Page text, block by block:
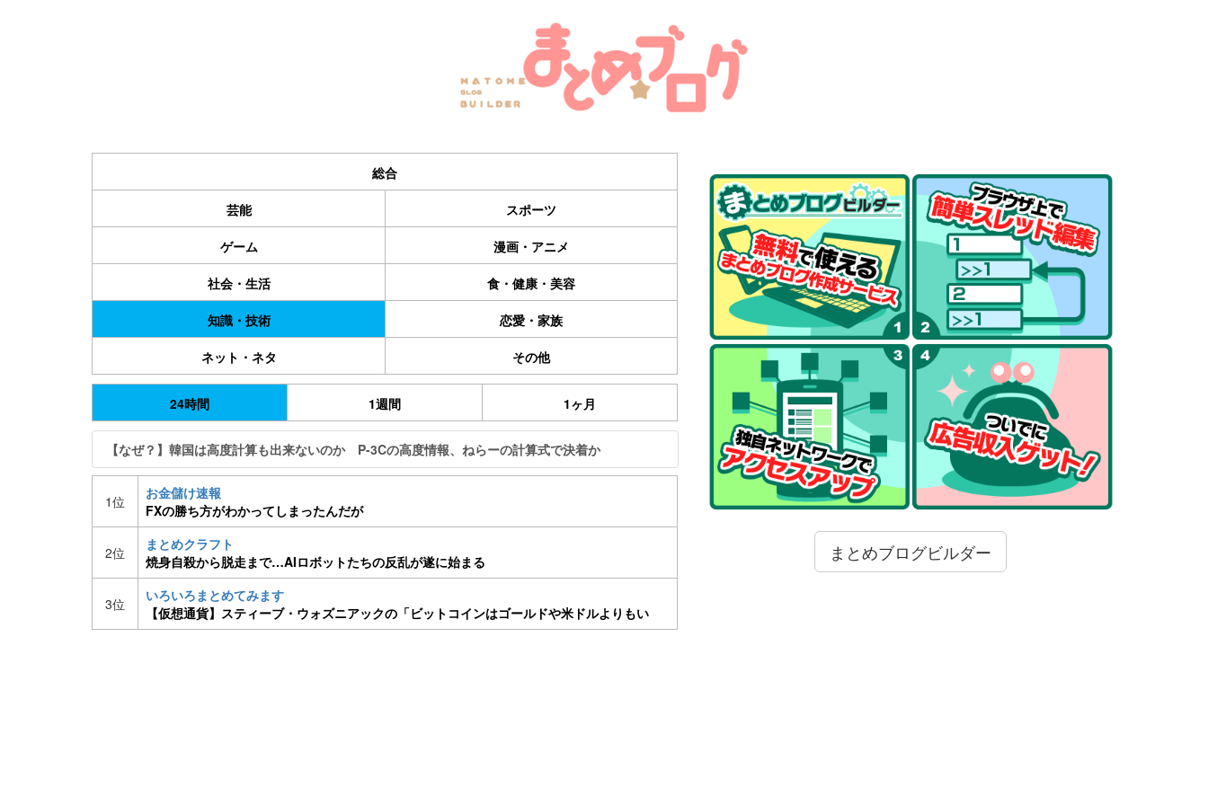
総合
芸能 スポーツ
ゲーム 漫画・アニメ
社会・生活 食・健康・美容
知識・技術 恋愛・家族
ネット・ネタ その他
24時間 1週間 1ヶ月
【なぜ？】韓国は高度計算も出来ないのか P-3Cの高度情報、ねらーの計算式で決着か
1位
お金儲け速報
FXの勝ち方がわかってしまったんだが
2位
まとめクラフト
焼身自殺から脱走まで…AIロボットたちの反乱が遂に始まる
3位
いろいろまとめてみます
【仮想通貨】スティーブ・ウォズニアックの「ビットコインはゴールドや米ドルよりもい
い」という発言
まとめブログビルダー